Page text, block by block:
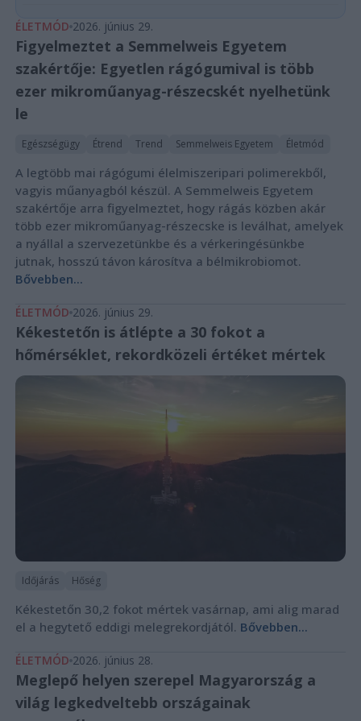
ÉLETMÓD 2026. június 29.
Figyelmeztet a Semmelweis Egyetem
szakértője: Egyetlen rágógumival is több
ezer mikroműanyag-részecskét nyelhetünk
le
Egészségügy Étrend Trend Semmelweis Egyetem Életmód
A legtöbb mai rágógumi élelmiszeripari polimerekből,
vagyis műanyagból készül. A Semmelweis Egyetem
szakértője arra figyelmeztet, hogy rágás közben akár
több ezer mikroműanyag-részecske is leválhat, amelyek
a nyállal a szervezetünkbe és a vérkeringésünkbe
jutnak, hosszú távon károsítva a bélmikrobiomot.
Bővebben...
ÉLETMÓD 2026. június 29.
Kékestetőn is átlépte a 30 fokot a
hőmérséklet, rekordközeli értéket mértek
Időjárás Hőség
Kékestetőn 30,2 fokot mértek vasárnap, ami alig marad
el a hegytető eddigi melegrekordjától. Bővebben...
ÉLETMÓD 2026. június 28.
Meglepő helyen szerepel Magyarország a
világ legkedveltebb országainak